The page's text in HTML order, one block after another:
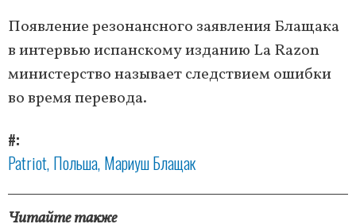
Появление резонансного заявления Блащака
в интервью испанскому изданию La Razon
министерство называет следствием ошибки
во время перевода.
#
Patriot Польша Мариуш Блащак
Читайте также